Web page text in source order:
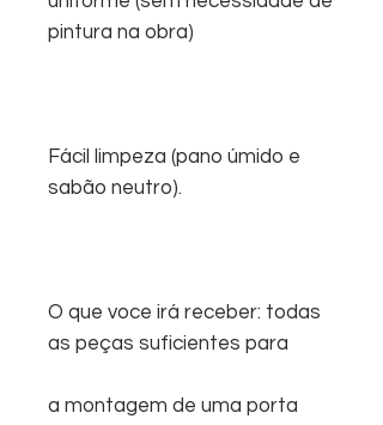
pintura na obra)
Fácil limpeza (pano úmido e
sabão neutro).
O que voce irá receber: todas
as peças suficientes para
a montagem de uma porta